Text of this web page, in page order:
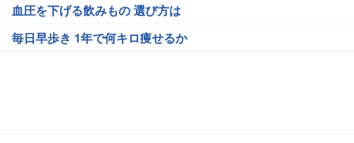
血圧を下げる飲みもの 選び方は
毎日早歩き 1年で何キロ痩せるか